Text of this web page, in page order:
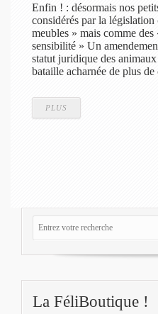
Enfin ! : désormais nos
considérés par la législation
meubles » mais comme
sensibilité » Un
statut juridique des
bataille acharnée de plus
PLUS
La FéliBoutique !